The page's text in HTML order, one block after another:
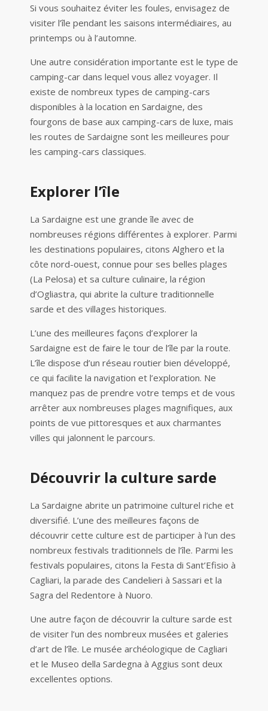
Si vous souhaitez éviter les foules, envisagez de
visiter l’île pendant les saisons intermédiaires, au
printemps ou à l’automne.
Une autre considération importante est le type de
camping-car dans lequel vous allez voyager. Il
existe de nombreux types de camping-cars
disponibles à la location en Sardaigne, des
fourgons de base aux camping-cars de luxe, mais
les routes de Sardaigne sont les meilleures pour
les camping-cars classiques.
Explorer l’île
La Sardaigne est une grande île avec de
nombreuses régions différentes à explorer. Parmi
les destinations populaires, citons Alghero et la
côte nord-ouest, connue pour ses belles plages
(La Pelosa) et sa culture culinaire, la région
d’Ogliastra, qui abrite la culture traditionnelle
sarde et des villages historiques.
L’une des meilleures façons d’explorer la
Sardaigne est de faire le tour de l’île par la route.
L’île dispose d’un réseau routier bien développé,
ce qui facilite la navigation et l’exploration. Ne
manquez pas de prendre votre temps et de vous
arrêter aux nombreuses plages magnifiques, aux
points de vue pittoresques et aux charmantes
villes qui jalonnent le parcours.
Découvrir la culture sarde
La Sardaigne abrite un patrimoine culturel riche et
diversifié. L’une des meilleures façons de
découvrir cette culture est de participer à l’un des
nombreux festivals traditionnels de l’île. Parmi les
festivals populaires, citons la Festa di Sant’Efisio à
Cagliari, la parade des Candelieri à Sassari et la
Sagra del Redentore à Nuoro.
Une autre façon de découvrir la culture sarde est
de visiter l’un des nombreux musées et galeries
d’art de l’île. Le musée archéologique de Cagliari
et le Museo della Sardegna à Aggius sont deux
excellentes options.